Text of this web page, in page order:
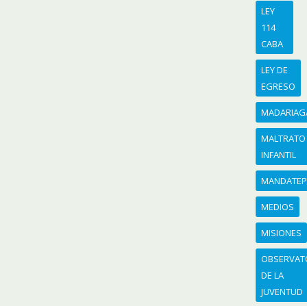
LEY
114
CABA
LEY DE
EGRESO
MALTRATO
INFANTIL
MEDIOS
MISIONES
DE LA
JUVENTUD